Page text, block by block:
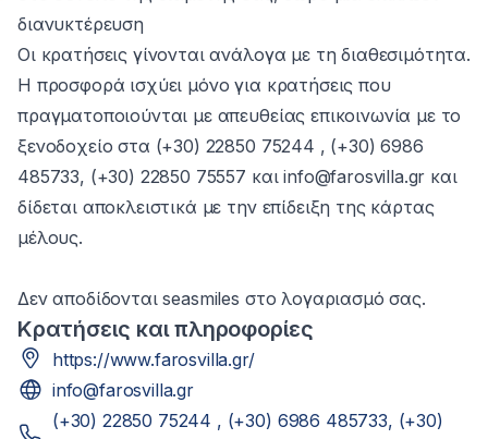
διανυκτέρευση
Οι κρατήσεις γίνονται ανάλογα με τη διαθεσιμότητα.
Η προσφορά ισχύει μόνο για κρατήσεις που
πραγματοποιούνται με απευθείας επικοινωνία με το
ξενοδοχείο στα (+30) 22850 75244 , (+30) 6986
485733, (+30) 22850 75557 και info@farosvilla.gr και
δίδεται αποκλειστικά με την επίδειξη της κάρτας
μέλους.
Δεν αποδίδονται seasmiles στο λογαριασμό σας.
Κρατήσεις και πληροφορίες
https://www.farosvilla.gr/
info@farosvilla.gr
(+30) 22850 75244 , (+30) 6986 485733, (+30)